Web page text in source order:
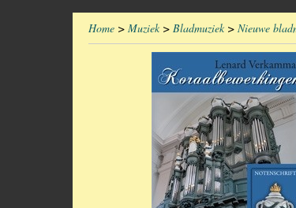
Home > Muziek> Bladmuziek> Nieuwe